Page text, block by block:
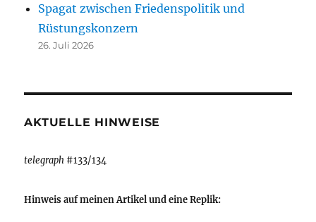
Spagat zwischen Friedenspolitik und
Rüstungskonzern
26. Juli 2026
AKTUELLE HINWEISE
telegraph #133/134
Hinweis auf meinen Artikel und eine Replik: